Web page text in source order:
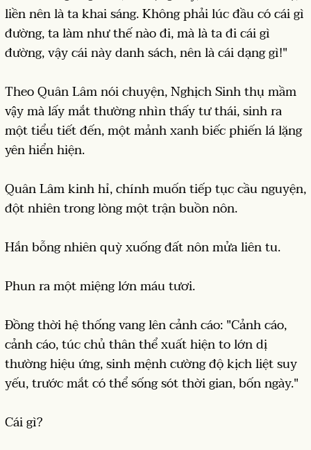
liền nên là ta khai sáng. Không phải lúc đầu có cái gì
đường, ta làm như thế nào đi, mà là ta đi cái gì
đường, vậy cái này danh sách, nên là cái dạng gì!"
Theo Quân Lâm nói chuyện, Nghịch Sinh thụ mầm
vậy mà lấy mắt thường nhìn thấy tư thái, sinh ra
một tiểu tiết đến, một mảnh xanh biếc phiến lá lặng
yên hiển hiện.
Quân Lâm kinh hỉ, chính muốn tiếp tục cầu nguyện,
đột nhiên trong lòng một trận buồn nôn.
Hắn bỗng nhiên quỳ xuống đất nôn mửa liên tu.
Phun ra một miệng lớn máu tươi.
Đồng thời hệ thống vang lên cảnh cáo: "Cảnh cáo,
cảnh cáo, túc chủ thân thể xuất hiện to lớn dị
thường hiệu ứng, sinh mệnh cường độ kịch liệt suy
yếu, trước mắt có thể sống sót thời gian, bốn ngày."
Cái gì?